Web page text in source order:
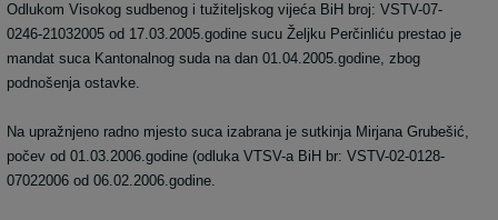
Odlukom Visokog sudbenog i tužiteljskog vijeća BiH broj: VSTV-07-
0246-21032005 od 17.03.2005.godine sucu Željku Perčinliću prestao je
mandat suca Kantonalnog suda na dan 01.04.2005.godine, zbog
podnošenja ostavke.
Na upražnjeno radno mjesto suca izabrana je sutkinja Mirjana Grubešić,
počev od 01.03.2006.godine (odluka VTSV-a BiH br: VSTV-02-0128-
07022006 od 06.02.2006.godine.